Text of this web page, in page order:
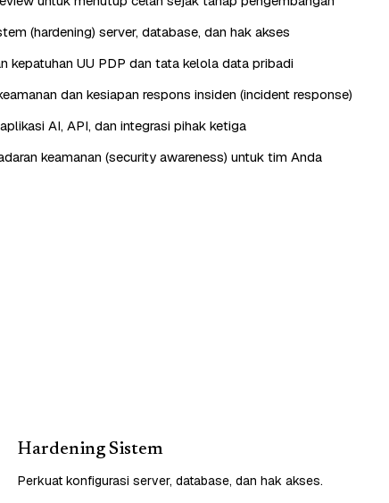
(hardening) server, database, dan hak akses
kepatuhan UU PDP dan tata kelola data pribadi
dan kesiapan respons insiden (incident response)
AI, API, dan integrasi pihak ketiga
keamanan (security awareness) untuk tim Anda
Hardening Sistem
Perkuat konfigurasi server, database, dan hak akses.